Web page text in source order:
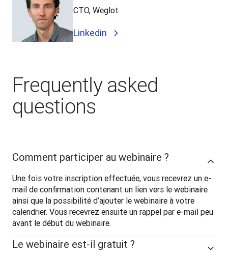
CTO, Weglot
Linkedin
Frequently asked
questions
Comment participer au webinaire ?
Une fois votre inscription effectuée, vous recevrez un e-
mail de confirmation contenant un lien vers le webinaire
ainsi que la possibilité d’ajouter le webinaire à votre
calendrier. Vous recevrez ensuite un rappel par e-mail peu
avant le début du webinaire.
Le webinaire est-il gratuit ?